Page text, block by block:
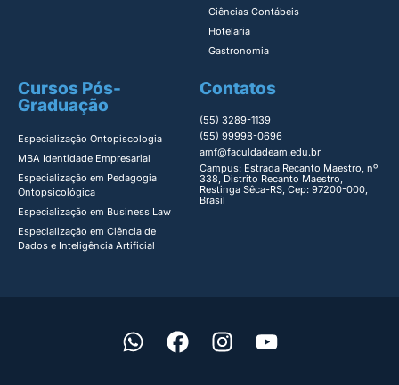
Ciências Contábeis
Hotelaria
Gastronomia
Cursos Pós-
Graduação
Especialização Ontopiscologia ​
MBA Identidade Empresarial​
Especialização em Pedagogia
Ontopsicológica​
Especialização em Business Law
Especialização em Ciência de
Dados e Inteligência Artificial
Contatos
(55) 3289-1139
(55) 99998-0696
amf@faculdadeam.edu.br
Campus: Estrada Recanto Maestro, nº
338, Distrito Recanto Maestro,
Restinga Sêca-RS, Cep: 97200-000,
Brasil